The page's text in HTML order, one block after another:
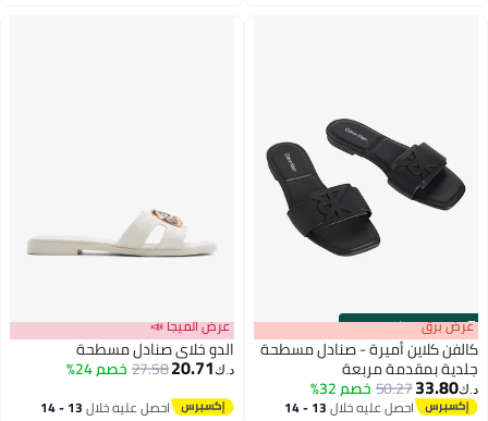
00m:00s
·باقي 100%
5
عرض برق
كالفن كلاين أميرة - صنادل مسطحة
جلدية بمقدمة مربعة
د.ك‏33.80
50.27خصم 32%
احصل عليه خلال 13 - 14
2
عرض الميجا 📣
الدو خلاي صنادل مسطحة
د.ك‏20.71
27.58خصم 24%
احصل عليه خلال 13 - 14